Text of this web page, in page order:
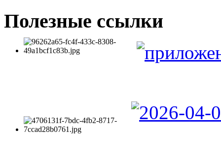
Полезные ссылки